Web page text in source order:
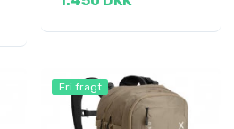
Fri fragt